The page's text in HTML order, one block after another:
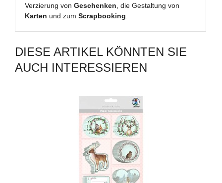
Verzierung vonGeschenken, die Gestaltung von
Karten und zumScrapbooking.
DIESE ARTIKEL KÖNNTEN SIE
AUCH INTERESSIEREN